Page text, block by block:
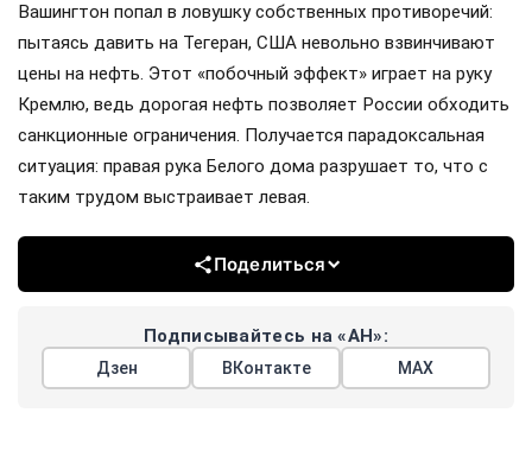
Вашингтон попал в ловушку собственных противоречий:
пытаясь давить на Тегеран, США невольно взвинчивают
цены на нефть. Этот «побочный эффект» играет на руку
Кремлю, ведь дорогая нефть позволяет России обходить
санкционные ограничения. Получается парадоксальная
ситуация: правая рука Белого дома разрушает то, что с
таким трудом выстраивает левая.
Поделиться
Подписывайтесь на «АН»:
Дзен ВКонтакте МАХ